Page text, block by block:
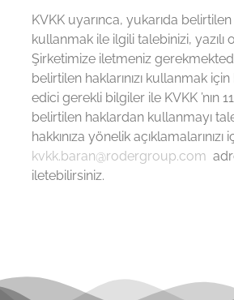
KVKK uyarınca, yukarıda belirtilen
kullanmak ile ilgili talebinizi, yazılı
Şirketimize iletmeniz
belirtilen haklarınızı kullanmak
edici gerekli bilgiler ile KVKK ’nın
belirtilen haklardan kullanmayı
hakkınıza yönelik
kvkk.baran@rodergroup.com
iletebilirsiniz.